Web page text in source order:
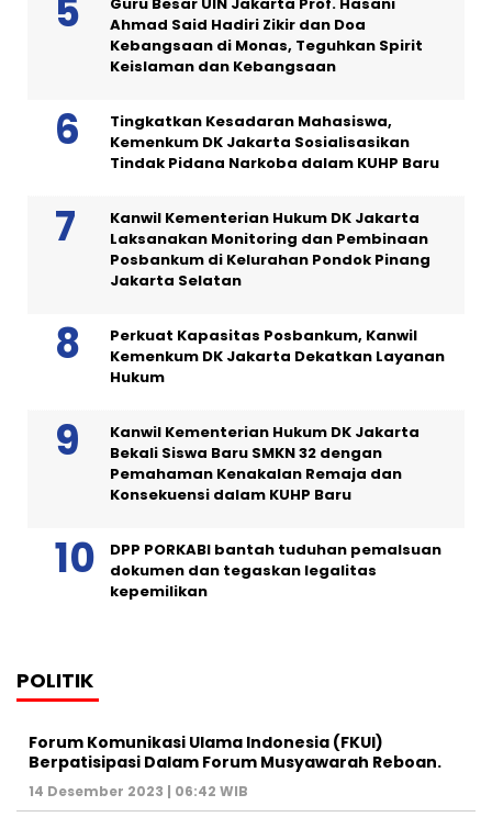
Guru Besar UIN Jakarta Prof. Hasani
Ahmad Said Hadiri Zikir dan Doa
Kebangsaan di Monas, Teguhkan Spirit
Keislaman dan Kebangsaan
Tingkatkan Kesadaran Mahasiswa,
Kemenkum DK Jakarta Sosialisasikan
Tindak Pidana Narkoba dalam KUHP Baru
Kanwil Kementerian Hukum DK Jakarta
Laksanakan Monitoring dan Pembinaan
Posbankum di Kelurahan Pondok Pinang
Jakarta Selatan
Perkuat Kapasitas Posbankum, Kanwil
Kemenkum DK Jakarta Dekatkan Layanan
Hukum
Kanwil Kementerian Hukum DK Jakarta
Bekali Siswa Baru SMKN 32 dengan
Pemahaman Kenakalan Remaja dan
Konsekuensi dalam KUHP Baru
DPP PORKABI bantah tuduhan pemalsuan
dokumen dan tegaskan legalitas
kepemilikan
POLITIK
Forum Komunikasi Ulama Indonesia (FKUI)
Berpatisipasi Dalam Forum Musyawarah Reboan.
14 Desember 2023 | 06:42 WIB